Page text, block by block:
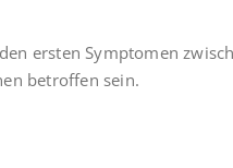
ersten Symptomen
betroffen sein.